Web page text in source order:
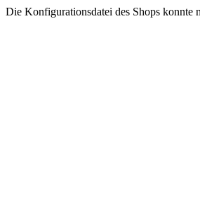
Die Konfigurationsdatei des Shops